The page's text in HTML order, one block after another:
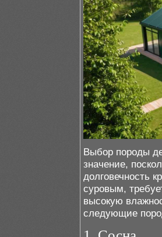
Выбор породы
значение,
долговечность
суровым,
высокую
следующие